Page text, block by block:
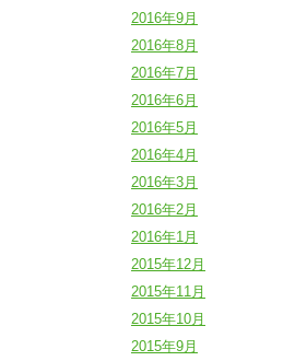
2016年9月
2016年8月
2016年7月
2016年6月
2016年5月
2016年4月
2016年3月
2016年2月
2016年1月
2015年12月
2015年11月
2015年10月
2015年9月